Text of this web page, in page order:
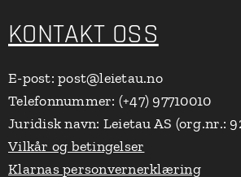
KONTAKT OSS
E-post: post@leietau.no
Telefonnummer: (+47) 97710010
Juridisk navn: Leietau AS (org.nr.:
Vilkår og betingelser
Klarnas personvernerklæring